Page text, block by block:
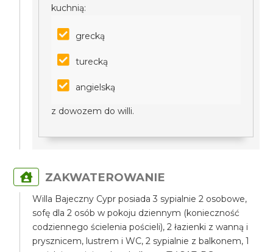
kuchnią:
grecką
turecką
angielską
z dowozem do willi.
ZAKWATEROWANIE
Willa Bajeczny Cypr posiada 3 sypialnie 2 osobowe,
sofę dla 2 osób w pokoju dziennym (konieczność
codziennego ścielenia pościeli), 2 łazienki z wanną i
prysznicem, lustrem i WC, 2 sypialnie z balkonem, 1